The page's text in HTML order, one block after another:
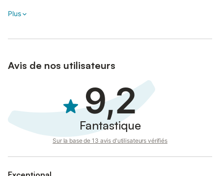
Plus
Avis de nos utilisateurs
9,2
Fantastique
Sur la base de 13 avis d'utilisateurs vérifiés